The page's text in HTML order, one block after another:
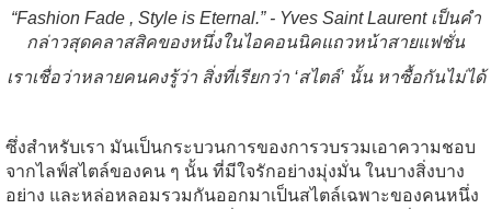
“Fashion Fade , Style is Eternal.” - Yves Saint Laurent เป็นคำ
กล่าวสุดคลาสสิคของหนึ่งในไอคอนนิคแถวหน้าสายแฟชั่น
เราเชื่อว่าหลายคนคงรู้ว่า สิ่งที่เรียกว่า ‘สไตล์’ นั้น หาซื้อกันไม่ได้
ซึ่งสำหรับเรา มันเป็นกระบวนการของการวบรวมเอาความชอบ
จากไลฟ์สไตล์ของคน ๆ นั้น ที่มีใจรักอย่างมุ่งมั่น ในบางสิ่งบาง
อย่าง และหล่อหลอมรวมกันออกมาเป็นสไตล์เฉพาะของคนหนึ่ง